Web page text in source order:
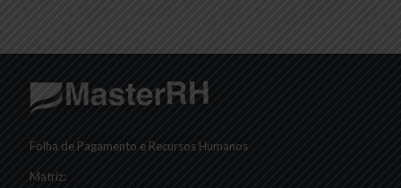
Folha de Pagamento e Recursos Humanos
Matriz: